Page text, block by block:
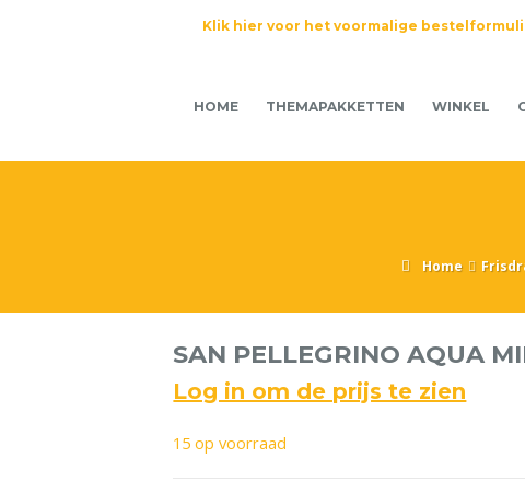
Klik hier voor het voormalige
HOME THEMAPAKKETTEN WINKEL
Home
SAN PELLEGRINO AQUA
Log in om de prijs te zien
15 op voorraad